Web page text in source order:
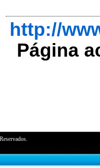
http://
Página